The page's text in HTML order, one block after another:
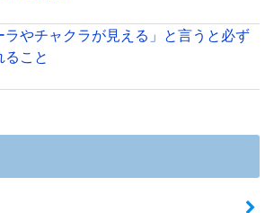
ラやチャクラが見える」と言うと必ず
ること